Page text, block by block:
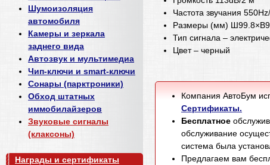
Частота звучания
Размеры (мм)
Тип сигнала –
Цвет – черный
Компания АвтоБум
Сертификаты.
Бесплатное
обслуживание
система была
Предлагаем вам
Шумоизоляция
автомобиля
Камеры и зеркала
заднего вида
Автозвук и мультимедиа
Чип-ключи и smart-ключи
Сонары (парктроники)
Обход штатных
иммобилайзеров
Звуковые сигналы
(клаксоны)
Награды и сертификаты